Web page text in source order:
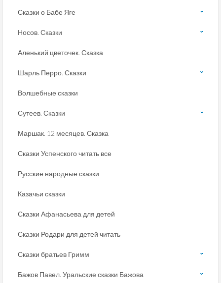
Сказки о Бабе Яге
Носов. Сказки
Аленький цветочек. Сказка
Шарль Перро. Сказки
Волшебные сказки
Сутеев. Сказки
Маршак. 12 месяцев. Сказка
Сказки Успенского читать все
Русские народные сказки
Казачьи сказки
Сказки Афанасьева для детей
Сказки Родари для детей читать
Сказки братьев Гримм
Бажов Павел. Уральские сказки Бажова